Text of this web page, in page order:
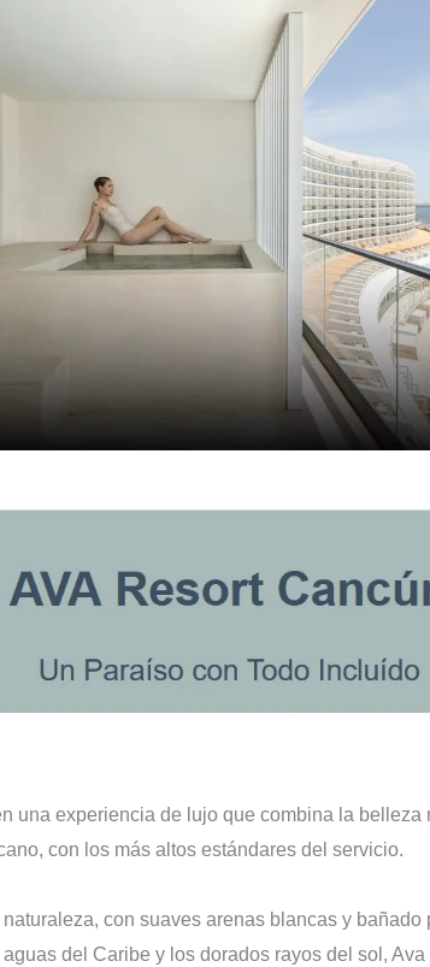
una experiencia de lujo que combina la belleza
con los más altos estándares del servicio.
naturaleza, con suaves arenas blancas y bañado
del Caribe y los dorados rayos del sol,